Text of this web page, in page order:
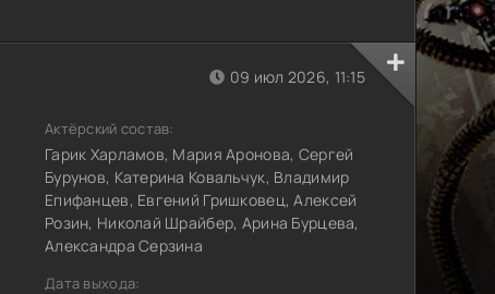
09 июл 2026, 11:15
Актёрский состав:
Гарик Харламов, Мария Аронова, Сергей
Бурунов, Катерина Ковальчук, Владимир
Епифанцев, Евгений Гришковец, Алексей
Розин, Николай Шрайбер, Арина Бурцева,
Александра Серзина
Дата выхода: